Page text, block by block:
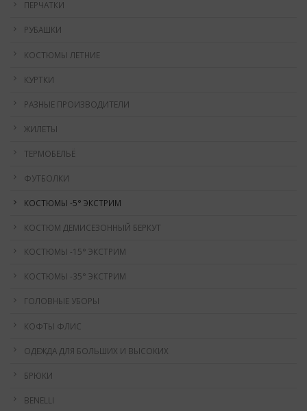
ПЕРЧАТКИ
РУБАШКИ
КОСТЮМЫ ЛЕТНИЕ
КУРТКИ
РАЗНЫЕ ПРОИЗВОДИТЕЛИ
ЖИЛЕТЫ
ТЕРМОБЕЛЬЁ
ФУТБОЛКИ
КОСТЮМЫ -5° ЭКСТРИМ
КОСТЮМ ДЕМИСЕЗОННЫЙ БЕРКУТ
КОСТЮМЫ -15° ЭКСТРИМ
КОСТЮМЫ -35° ЭКСТРИМ
ГОЛОВНЫЕ УБОРЫ
КОФТЫ ФЛИС
ОДЕЖДА ДЛЯ БОЛЬШИХ И ВЫСОКИХ
БРЮКИ
BENELLI